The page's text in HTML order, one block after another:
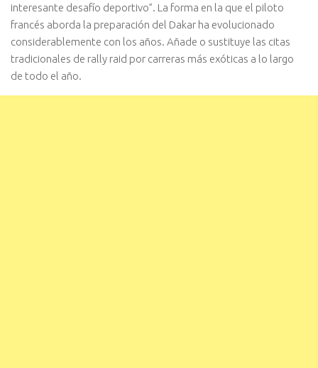
interesante desafío deportivo”. La forma en la que el piloto
francés aborda la preparación del Dakar ha evolucionado
considerablemente con los años. Añade o sustituye las citas
tradicionales de rally raid por carreras más exóticas a lo largo
de todo el año.